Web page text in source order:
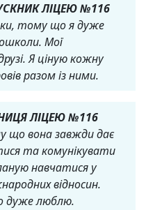
ЛІЦЕЮ №116
тому що я дуже
Мої
Я ціную кожну
разом із ними.
ЛІЦЕЮ №116
що вона завжди дає
та комунікувати
навчатися у
відносин.
дуже люблю.